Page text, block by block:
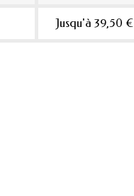
Jusqu'à 39,50 €